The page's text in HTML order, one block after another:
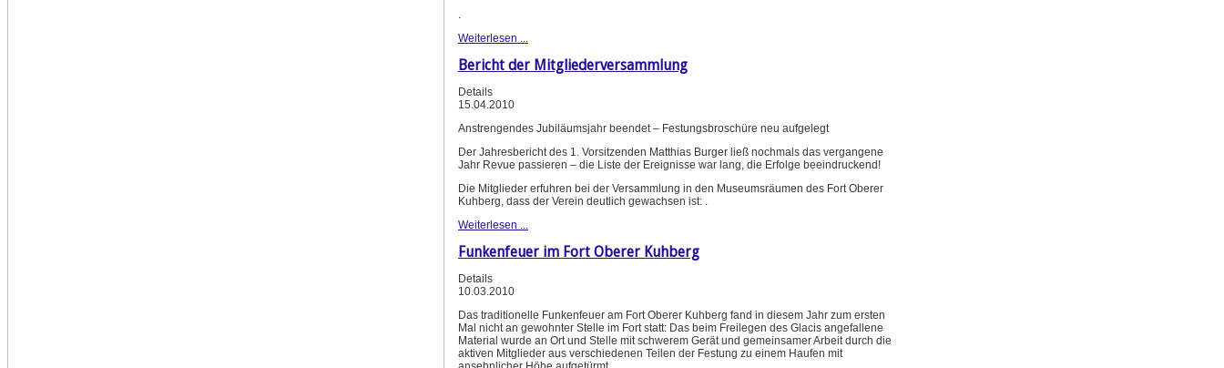
.
Weiterlesen ...
Bericht der Mitgliederversammlung
Details
15.04.2010
Anstrengendes Jubiläumsjahr beendet – Festungsbroschüre neu aufgelegt
Der Jahresbericht des 1. Vorsitzenden Matthias Burger ließ nochmals das vergangene
Jahr Revue passieren – die Liste der Ereignisse war lang, die Erfolge beeindruckend!
Die Mitglieder erfuhren bei der Versammlung in den Museumsräumen des Fort Oberer
Kuhberg, dass der Verein deutlich gewachsen ist:
Weiterlesen ...
Funkenfeuer im Fort Oberer Kuhberg
Details
10.03.2010
Das traditionelle Funkenfeuer am Fort Oberer Kuhberg fand in diesem Jahr zum ersten
Mal nicht an gewohnter Stelle im Fort statt: Das beim Freilegen des Glacis angefallene
Material wurde an Ort und Stelle mit schwerem Gerät und gemeinsamer Arbeit durch die
aktiven Mitglieder aus verschiedenen Teilen der Festung zu einem Haufen mit